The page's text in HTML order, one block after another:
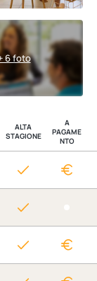
6 foto
ALTA
STAGIONE
A
PAGAME
NTO